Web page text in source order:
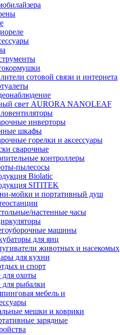
сотовой связи и интернета
свет AURORA NANOLEAF
инверторы
шкафы
горелки и аксессуары
сварочные
контроллеры
пылесосы
Biolatic
SITITEK
мойки и портативный душ
настенные часы
машины
для яиц
животных и насекомых
для кухни
и спорт
для охоты
для рыбалки
мебель и
мешки и коврики
зарядные